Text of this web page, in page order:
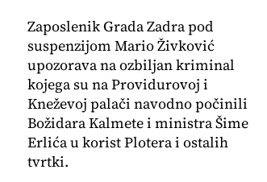
Zaposlenik Grada Zadra pod
suspenzijom Mario Živković
upozorava na ozbiljan kriminal
kojega su na Providurovoj i
Kneževoj palači navodno počinili
Božidara Kalmete i ministra Šime
Erlića u korist Plotera i ostalih
tvrtki.